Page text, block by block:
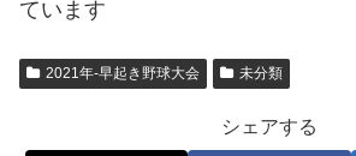
ています
2021年-早起き野球大会 未分類
シェアする